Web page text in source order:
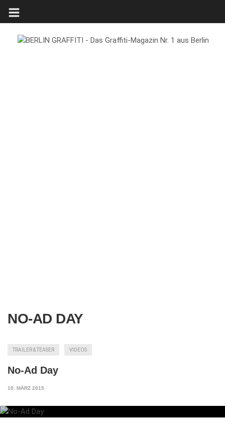
NO-AD DAY
TRAILER & TEASER VIDEOS
No-Ad Day
10. MÄRZ 2015